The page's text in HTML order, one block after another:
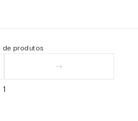
de produtos
1